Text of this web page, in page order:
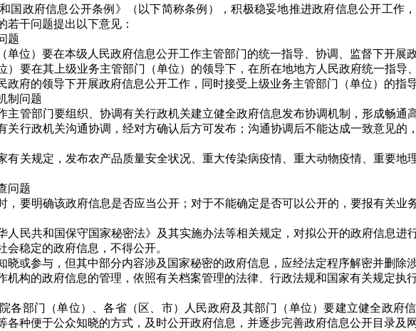
政府信息公开条例》（以下简称条例），积极稳妥地推进政府信息公开工作
若干问题提出以下意见：
题
）要在本级人民政府信息公开工作主管部门的统一指导、协调、监督下开展政
要在其上级业务主管部门（单位）的领导下，在所在地地方人民政府统一指导
府的领导下开展政府信息公开工作，同时接受上级业务主管部门（单位）的指导
制问题
管部门要组织、协调有关行政机关建立健全政府信息发布协调机制，形成畅通
关行政机关沟通协调，经对方确认后方可发布；沟通协调后不能达成一致意见的
关规定，发布农产品质量安全状况、重大传染病疫情、重大动物疫情、重要地
问题
要明确该政府信息是否应当公开；对于不能确定是否可以公开的，要报有关业
民共和国保守国家秘密法》及其实施办法等相关规定，对拟公开的政府信息进
稳定的政府信息，不得公开。
参与，但其中部分内容涉及国家秘密的政府信息，应经法定程序解密并删除涉
的政府信息的管理，依照有关档案管理的法律、行政法规和国家有关规定执行
部门（单位）、各省（区、市）人民政府及其部门（单位）要建立健全政府
种便于公众知晓的方式，及时公开政府信息，并逐步完善政府信息公开目录及